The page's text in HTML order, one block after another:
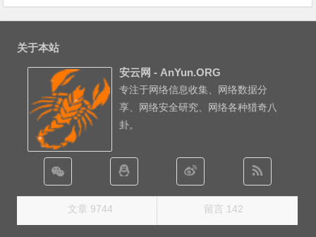
关于本站
安云网 - AnYun.ORG
专注于网络信息收集、网络数据分
享、网络安全研究、网络各种猎奇八
卦。
文章 9744 留言 142